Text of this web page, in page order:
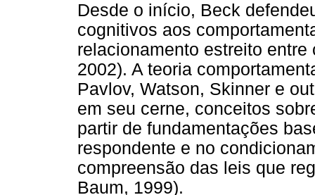
Desde o início, Beck
cognitivos aos
relacionamento estreito
2002). A teoria
Pavlov, Watson, Skinner e
em seu cerne, conceitos
partir de fundamentações
respondente e no
compreensão das leis que
Baum, 1999).